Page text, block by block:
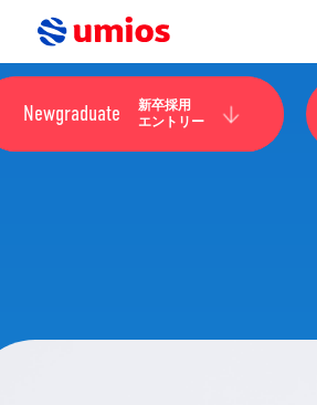
Newgraduate
新卒採用
エントリー